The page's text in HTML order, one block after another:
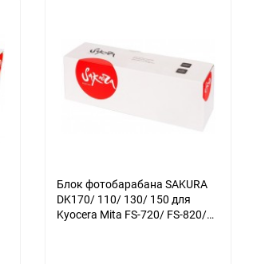
Блок фотобарабана SAKURA
DK170/ 110/ 130/ 150 для
Kyocera Mita FS-720/ FS-820/